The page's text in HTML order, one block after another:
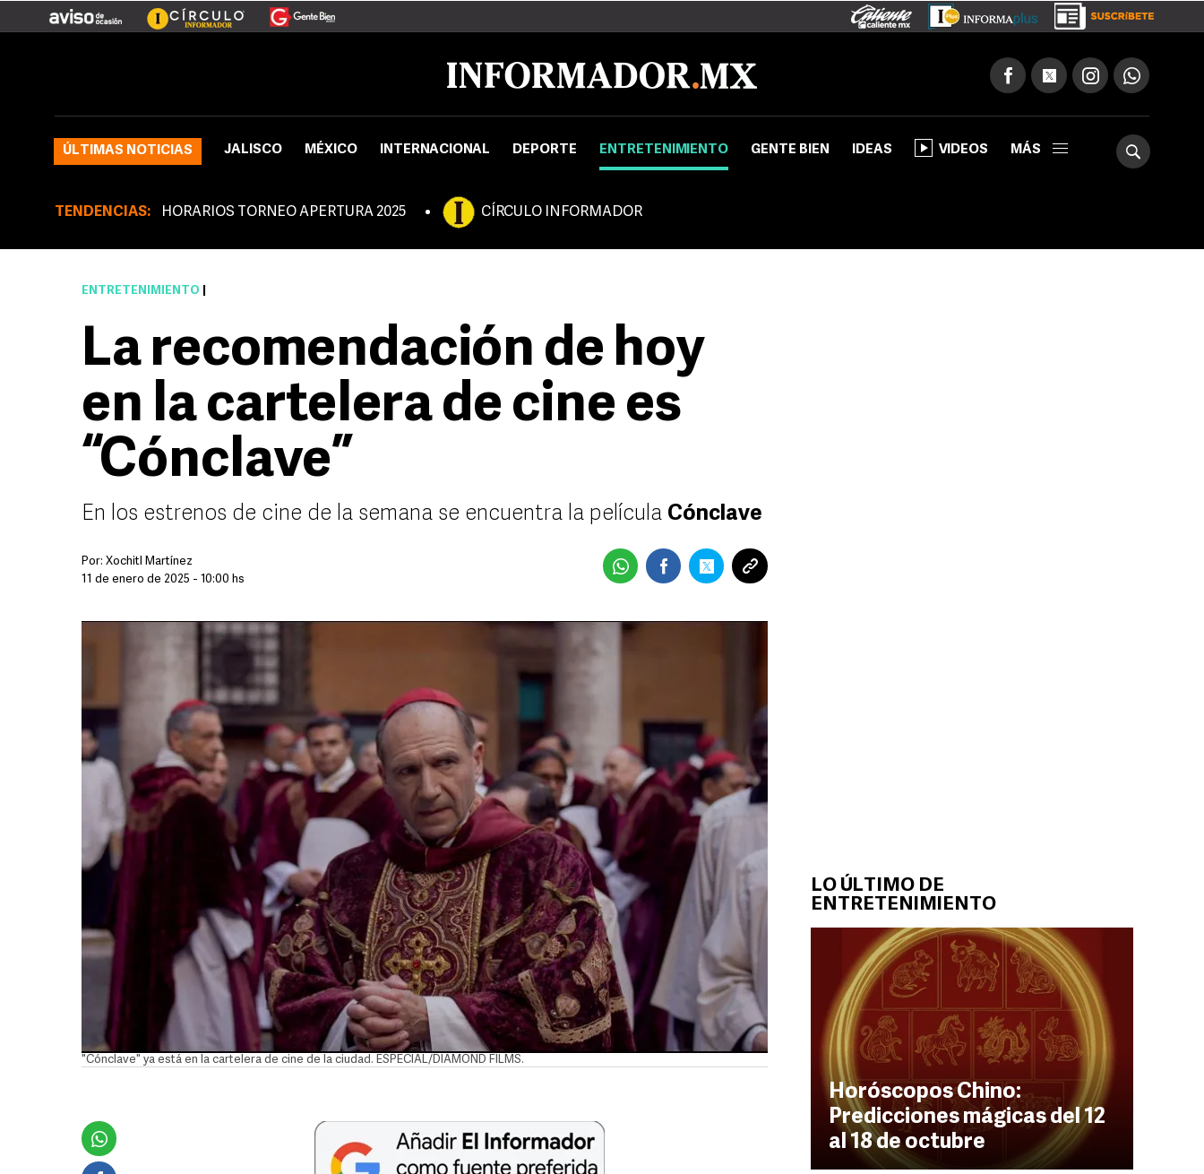
ÚLTIMAS NOTICIAS JALISCO MÉXICO INTERNACIONAL DEPORTE ENTRETENIMIENTO GENTE BIEN IDEAS VIDEOS MÁS
TENDENCIAS: HORARIOS TORNEO APERTURA 2025 CÍRCULO INFORMADOR
LO ÚLTIMO DE
ENTRETENIMIENTO
Horóscopos Chino:
Predicciones mágicas del 12
al 18 de octubre
ENTRETENIMIENTO
La recomendación de hoy
en la cartelera de cine es
“Cónclave”
En los estrenos de cine de la semana se encuentra la película Cónclave
Por: Xochitl Martínez
11 de enero de 2025 - 10:00 hs
"Cónclave" ya está en la cartelera de cine de la ciudad. ESPECIAL/DIAMOND FILMS.